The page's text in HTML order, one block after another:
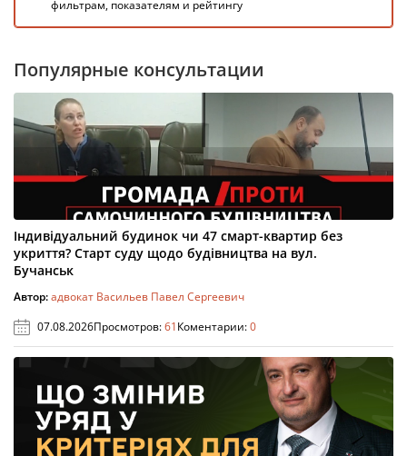
фильтрам, показателям и рейтингу
Популярные консультации
Індивідуальний будинок чи 47 смарт-квартир без
укриття? Старт суду щодо будівництва на вул.
Бучанськ
Автор:адвокат Васильев Павел Сергеевич
07.08.2026Просмотров:61Коментарии:0